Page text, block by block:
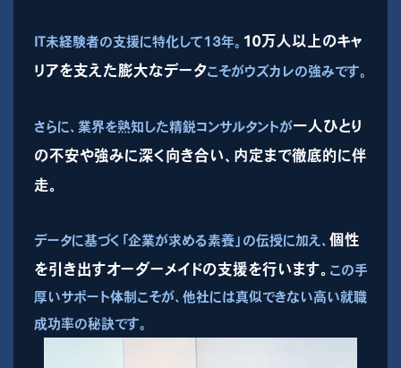
IT未経験者の支援に特化して13年。 10万人以上のキャ
リアを支えた膨大なデータこそがウズカレの強みです。
さらに、業界を熟知した精鋭コンサルタントが一人ひとり
の不安や強みに深く向き合い、内定まで徹底的に伴
走。
データに基づく「企業が求める素養」の伝授に加え、 個性
を引き出すオーダーメイドの支援を行います。 この手
厚いサポート体制こそが、他社には真似できない高い就職
成功率の秘訣です。